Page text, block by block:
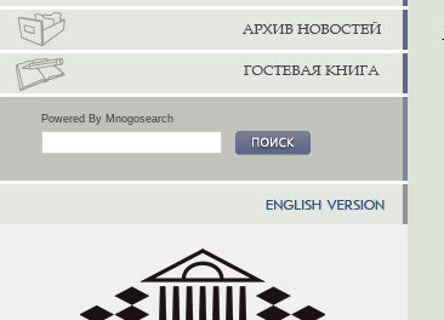
Powered By Mnogosearch